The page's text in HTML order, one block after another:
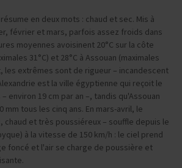
en deux mots : chaud et sec. Mis à
février et mars, parfois assez froids dans
moyennes avoisinent 20°C sur la côte
31°C) et 28°C à Assouan (maximales
les extrêmes sont de rigueur – incandescent
est la ville égyptienne qui reçoit le
environ 19 cm par an –, tandis qu'Assouan
mm tous les cinq ans. En mars-avril, le
chaud et très poussiéreux – souffle depuis le
à la vitesse de 150 km/h : le ciel prend
foncé et l'air se charge de poussière et